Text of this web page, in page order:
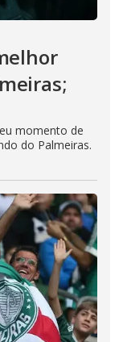
momento de
do Palmeiras.